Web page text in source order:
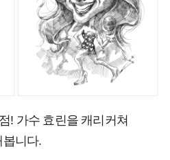
! 가수 효린을 캐리커쳐
봅니다.